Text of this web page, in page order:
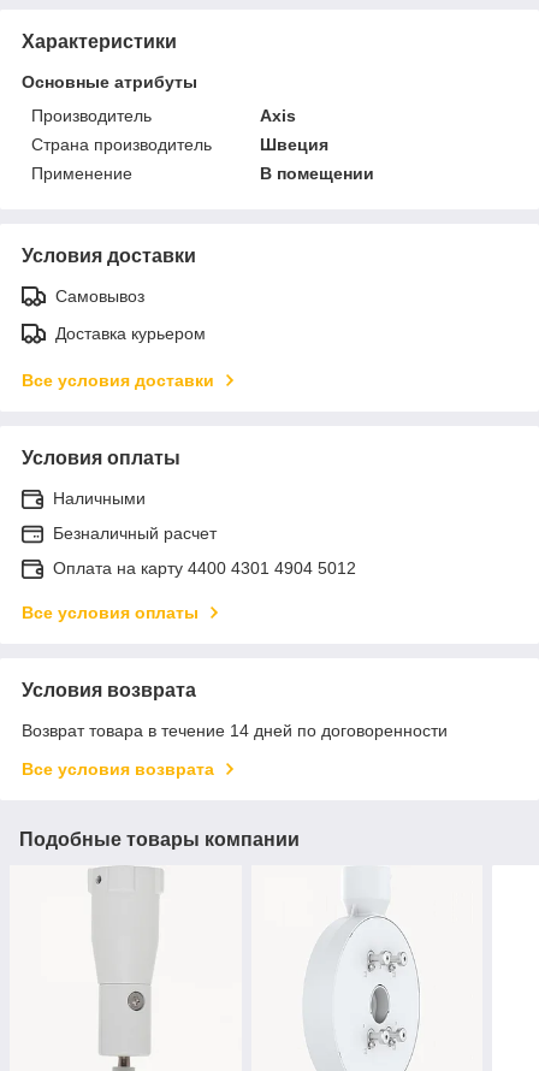
Характеристики
Основные атрибуты
Производитель
Axis
Страна производитель
Швеция
Применение
В помещении
Условия доставки
Самовывоз
Доставка курьером
Все условия доставки
Условия оплаты
Наличными
Безналичный расчет
Оплата на карту 4400 4301 4904 5012
Все условия оплаты
Условия возврата
Возврат товара в течение 14 дней по договоренности
Все условия возврата
Подобные товары компании